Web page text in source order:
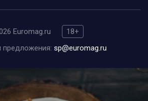
Euromag.ru
18+
предложения: sp@euromag.ru